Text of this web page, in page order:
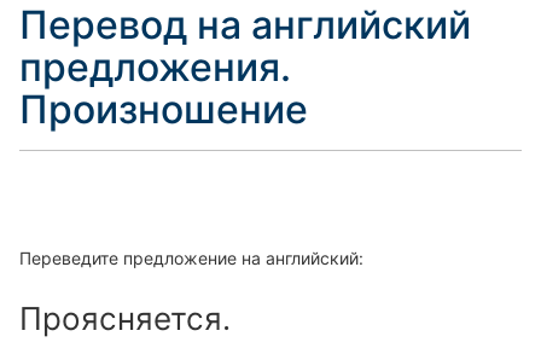
Перевод на английский
предложения.
Произношение
Переведите предложение на английский:
Проясняется.